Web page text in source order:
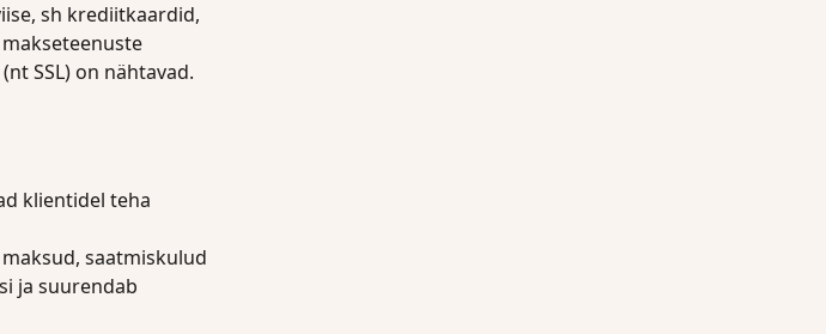
sh krediitkaardid,
SSL) on nähtavad.
klientidel teha
saatmiskulud
ja suurendab